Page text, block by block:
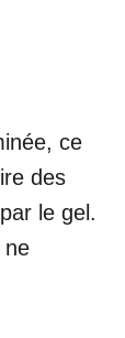
ce
des
le gel.
ne